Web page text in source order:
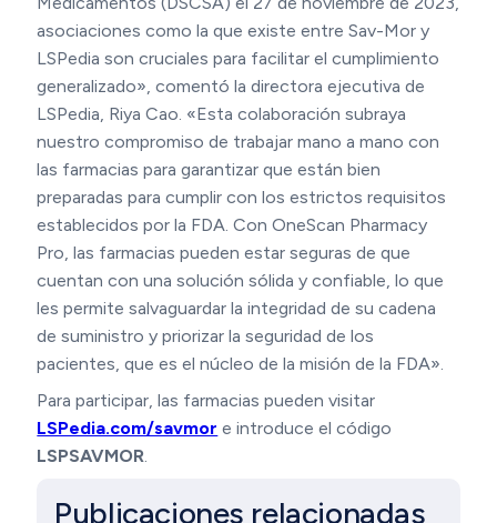
asociaciones como la que existe entre Sav-Mor y
LSPedia son cruciales para facilitar el cumplimiento
generalizado», comentó la directora ejecutiva de
LSPedia, Riya Cao. «Esta colaboración subraya
nuestro compromiso de trabajar mano a mano con
las farmacias para garantizar que están bien
preparadas para cumplir con los estrictos requisitos
establecidos por la FDA. Con OneScan Pharmacy
Pro, las farmacias pueden estar seguras de que
cuentan con una solución sólida y confiable, lo que
les permite salvaguardar la integridad de su cadena
de suministro y priorizar la seguridad de los
pacientes, que es el núcleo de la misión de la FDA».
Para participar, las farmacias pueden visitar
LSPedia.com/savmor e introduce el código
LSPSAVMOR
Publicaciones relacionadas